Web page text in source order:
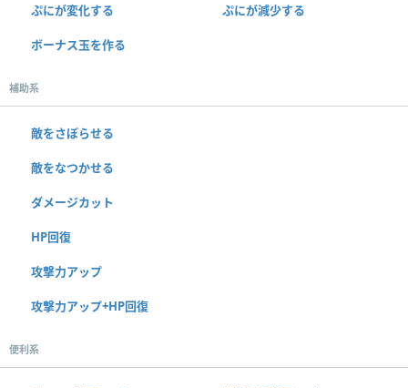
ぷにが変化する ぷにが減少する
ボーナス玉を作る
補助系
敵をさぼらせる
敵をなつかせる
ダメージカット
HP回復
攻撃力アップ
攻撃力アップ+HP回復
便利系